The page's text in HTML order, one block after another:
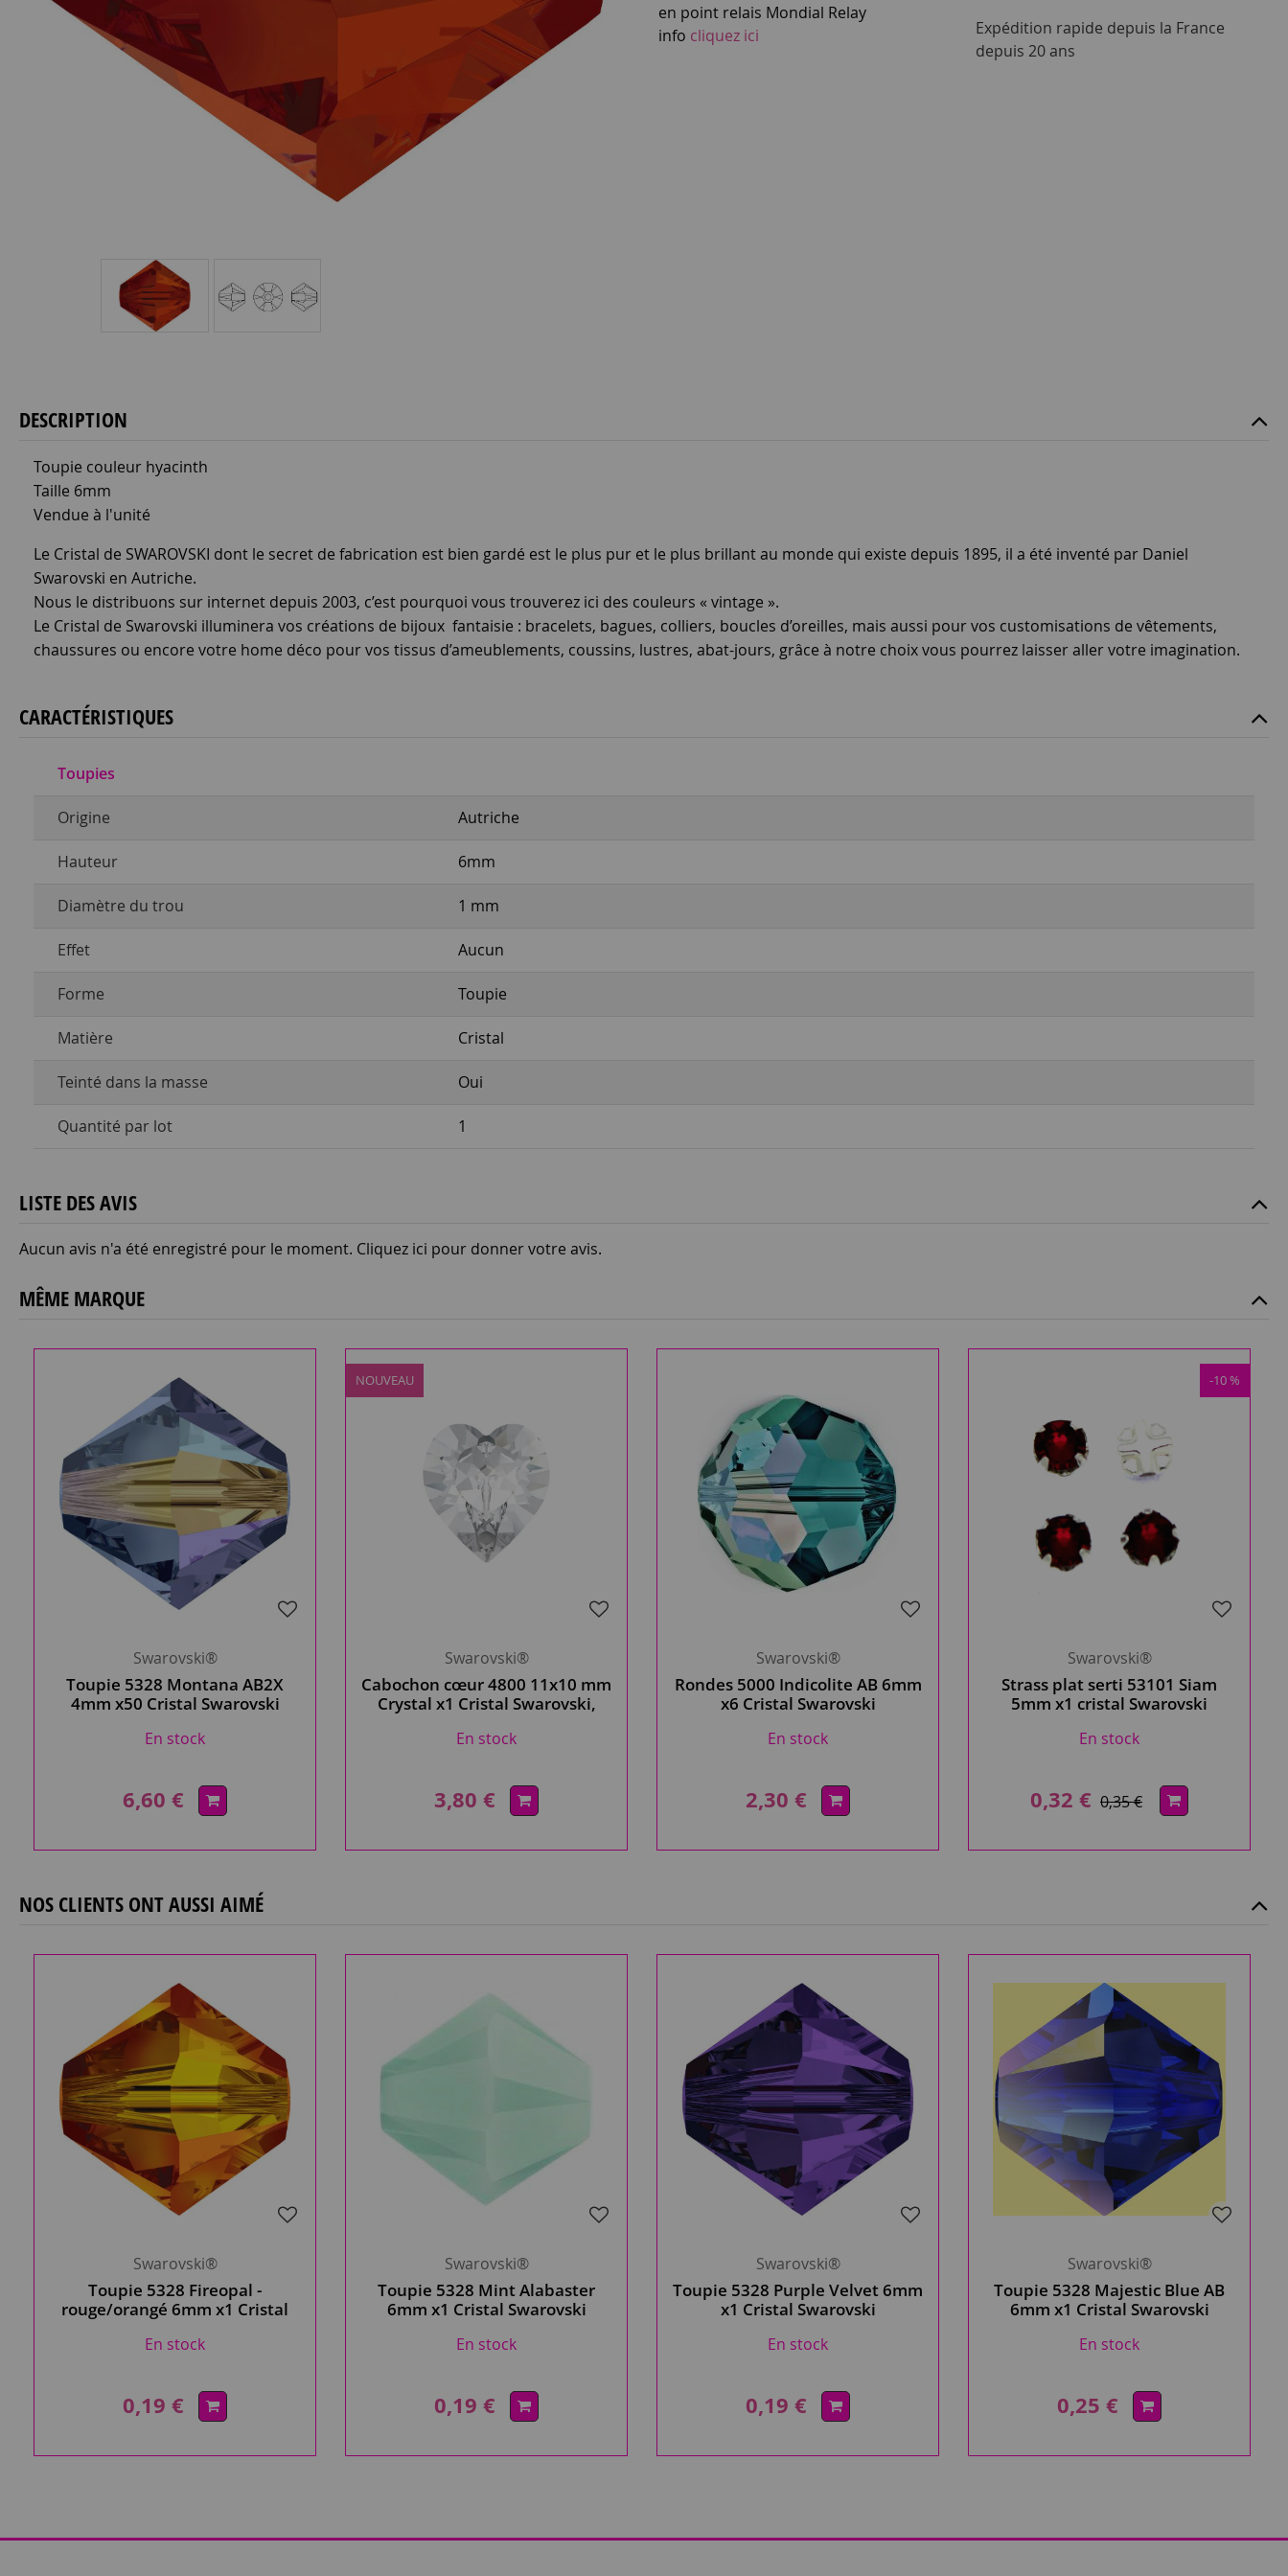
en point relais Mondial Relay
info cliquez ici
Expédition rapide depuis la France
depuis 20 ans
DESCRIPTION
Toupie couleur hyacinth
Taille 6mm
Vendue à l'unité
Le Cristal de SWAROVSKI dont le secret de fabrication est bien gardé est le plus pur et le plus brillant au monde qui existe depuis 1895, il a été inventé par Daniel
Swarovski en Autriche.
Nous le distribuons sur internet depuis 2003, c’est pourquoi vous trouverez ici des couleurs « vintage ».
Le Cristal de Swarovski illuminera vos créations de bijoux fantaisie : bracelets, bagues, colliers, boucles d’oreilles, mais aussi pour vos customisations de vêtements,
chaussures ou encore votre home déco pour vos tissus d’ameublements, coussins, lustres, abat-jours, grâce à notre choix vous pourrez laisser aller votre imagination.
CARACTÉRISTIQUES
Toupies
Origine Autriche
Hauteur 6mm
Diamètre du trou 1 mm
Effet Aucun
Forme Toupie
Matière Cristal
Teinté dans la masse Oui
Quantité par lot 1
LISTE DES AVIS
Aucun avis n'a été enregistré pour le moment. Cliquez ici pour donner votre avis.
MÊME MARQUE
Swarovski®
Toupie 5328 Montana AB2X
4mm x50 Cristal Swarovski
En stock
6,60 €
NOUVEAU
Swarovski®
Cabochon cœur 4800 11x10 mm
Crystal x1 Cristal Swarovski,
En stock
3,80 €
Swarovski®
Rondes 5000 Indicolite AB 6mm
x6 Cristal Swarovski
En stock
2,30 €
-10 %
Swarovski®
Strass plat serti 53101 Siam
5mm x1 cristal Swarovski
En stock
0,32 € 0,35 €
NOS CLIENTS ONT AUSSI AIMÉ
Swarovski®
Toupie 5328 Fireopal -
rouge/orangé 6mm x1 Cristal
En stock
0,19 €
Swarovski®
Toupie 5328 Mint Alabaster
6mm x1 Cristal Swarovski
En stock
0,19 €
Swarovski®
Toupie 5328 Purple Velvet 6mm
x1 Cristal Swarovski
En stock
0,19 €
Swarovski®
Toupie 5328 Majestic Blue AB
6mm x1 Cristal Swarovski
En stock
0,25 €